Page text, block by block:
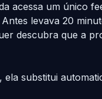
acessa um único
levava 20
descubra que a
substitui